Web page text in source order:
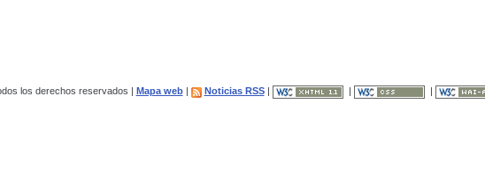
los derechos reservados | Mapa web| Noticias RSS|